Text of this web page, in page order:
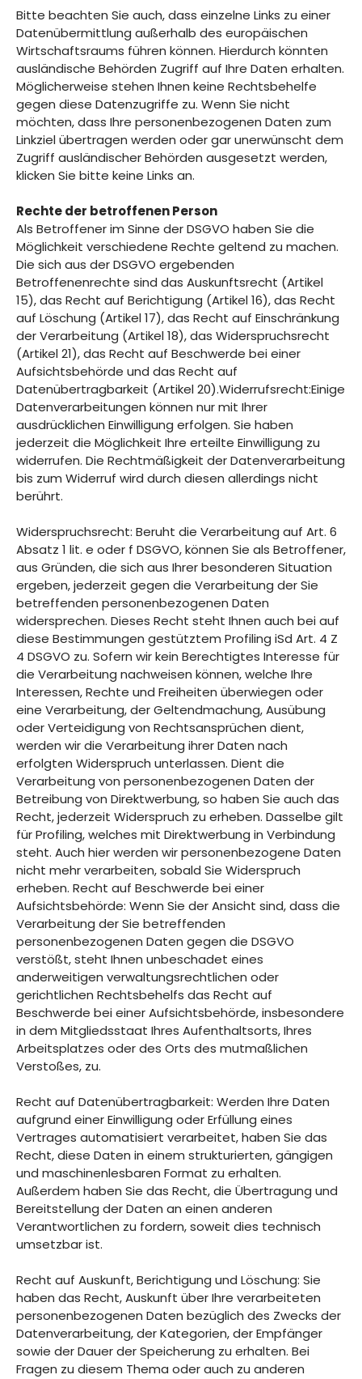
Bitte beachten Sie auch, dass einzelne Links zu einer
Datenübermittlung außerhalb des europäischen
Wirtschaftsraums führen können. Hierdurch könnten
ausländische Behörden Zugriff auf Ihre Daten erhalten.
Möglicherweise stehen Ihnen keine Rechtsbehelfe
gegen diese Datenzugriffe zu. Wenn Sie nicht
möchten, dass Ihre personenbezogenen Daten zum
Linkziel übertragen werden oder gar unerwünscht dem
Zugriff ausländischer Behörden ausgesetzt werden,
klicken Sie bitte keine Links an.
Rechte der betroffenen Person
Als Betroffener im Sinne der DSGVO haben Sie die
Möglichkeit verschiedene Rechte geltend zu machen.
Die sich aus der DSGVO ergebenden
Betroffenenrechte sind das Auskunftsrecht (Artikel
15), das Recht auf Berichtigung (Artikel 16), das Recht
auf Löschung (Artikel 17), das Recht auf Einschränkung
der Verarbeitung (Artikel 18), das Widerspruchsrecht
(Artikel 21), das Recht auf Beschwerde bei einer
Aufsichtsbehörde und das Recht auf
Datenübertragbarkeit (Artikel 20).Widerrufsrecht:Einige
Datenverarbeitungen können nur mit Ihrer
ausdrücklichen Einwilligung erfolgen. Sie haben
jederzeit die Möglichkeit Ihre erteilte Einwilligung zu
widerrufen. Die Rechtmäßigkeit der Datenverarbeitung
bis zum Widerruf wird durch diesen allerdings nicht
berührt.
Widerspruchsrecht: Beruht die Verarbeitung auf Art. 6
Absatz 1 lit. e oder f DSGVO, können Sie als Betroffener,
aus Gründen, die sich aus Ihrer besonderen Situation
ergeben, jederzeit gegen die Verarbeitung der Sie
betreffenden personenbezogenen Daten
widersprechen. Dieses Recht steht Ihnen auch bei auf
diese Bestimmungen gestütztem Profiling iSd Art. 4 Z
4 DSGVO zu. Sofern wir kein Berechtigtes Interesse für
die Verarbeitung nachweisen können, welche Ihre
Interessen, Rechte und Freiheiten überwiegen oder
eine Verarbeitung, der Geltendmachung, Ausübung
oder Verteidigung von Rechtsansprüchen dient,
werden wir die Verarbeitung ihrer Daten nach
erfolgten Widerspruch unterlassen. Dient die
Verarbeitung von personenbezogenen Daten der
Betreibung von Direktwerbung, so haben Sie auch das
Recht, jederzeit Widerspruch zu erheben. Dasselbe gilt
für Profiling, welches mit Direktwerbung in Verbindung
steht. Auch hier werden wir personenbezogene Daten
nicht mehr verarbeiten, sobald Sie Widerspruch
erheben. Recht auf Beschwerde bei einer
Aufsichtsbehörde: Wenn Sie der Ansicht sind, dass die
Verarbeitung der Sie betreffenden
personenbezogenen Daten gegen die DSGVO
verstößt, steht Ihnen unbeschadet eines
anderweitigen verwaltungsrechtlichen oder
gerichtlichen Rechtsbehelfs das Recht auf
Beschwerde bei einer Aufsichtsbehörde, insbesondere
in dem Mitgliedsstaat Ihres Aufenthaltsorts, Ihres
Arbeitsplatzes oder des Orts des mutmaßlichen
Verstoßes, zu.
Recht auf Datenübertragbarkeit: Werden Ihre Daten
aufgrund einer Einwilligung oder Erfüllung eines
Vertrages automatisiert verarbeitet, haben Sie das
Recht, diese Daten in einem strukturierten, gängigen
und maschinenlesbaren Format zu erhalten.
Außerdem haben Sie das Recht, die Übertragung und
Bereitstellung der Daten an einen anderen
Verantwortlichen zu fordern, soweit dies technisch
umsetzbar ist.
Recht auf Auskunft, Berichtigung und Löschung: Sie
haben das Recht, Auskunft über Ihre verarbeiteten
personenbezogenen Daten bezüglich des Zwecks der
Datenverarbeitung, der Kategorien, der Empfänger
sowie der Dauer der Speicherung zu erhalten. Bei
Fragen zu diesem Thema oder auch zu anderen